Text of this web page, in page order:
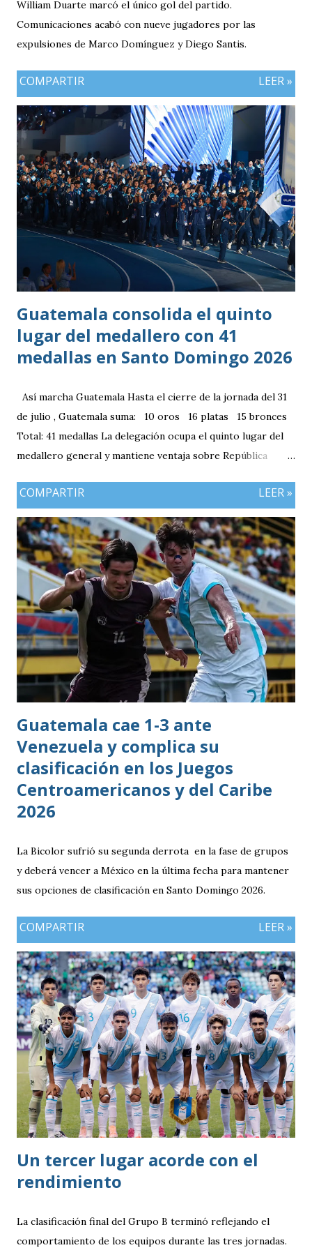
William Duarte marcó el único gol del partido.
Comunicaciones acabó con nueve jugadores por las
expulsiones de Marco Domínguez y Diego Santis.
COMPARTIR LEER »
Guatemala consolida el quinto
lugar del medallero con 41
medallas en Santo Domingo 2026
Así marcha Guatemala Hasta el cierre de la jornada del 31
de julio , Guatemala suma: 10 oros 16 platas 15 bronces
Total: 41 medallas La delegación ocupa el quinto lugar del
medallero general y mantiene ventaja sobre República
plata, aunque ambos países registran el mismo número de
oros (10).
COMPARTIR LEER »
Guatemala cae 1-3 ante
Venezuela y complica su
clasificación en los Juegos
Centroamericanos y del Caribe
2026
La Bicolor sufrió su segunda derrota en la fase de grupos
y deberá vencer a México en la última fecha para mantener
sus opciones de clasificación en Santo Domingo 2026.
COMPARTIR LEER »
Un tercer lugar acorde con el
rendimiento
La clasificación final del Grupo B terminó reflejando el
comportamiento de los equipos durante las tres jornadas.